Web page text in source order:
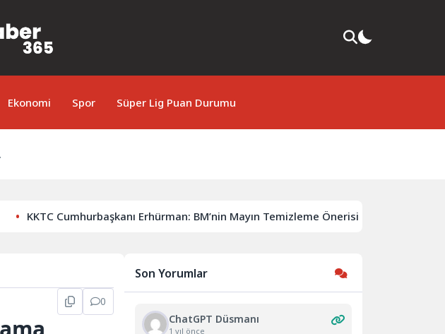
Ekonomi Spor Süper Lig Puan Durumu
Cumhurbaşkanı Erhürman: BM’nin Mayın Temizleme Önerisi Rum Tarafınca
0
Son Yorumlar
ChatGPT Düsmanı
1 yıl önce